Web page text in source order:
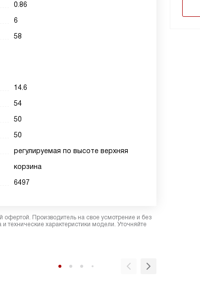
0.86
6
58
14.6
54
50
50
регулируемая по высоте верхняя
корзина
6497
Производитель на свое усмотрение и без
технические характеристики модели. Уточняйте